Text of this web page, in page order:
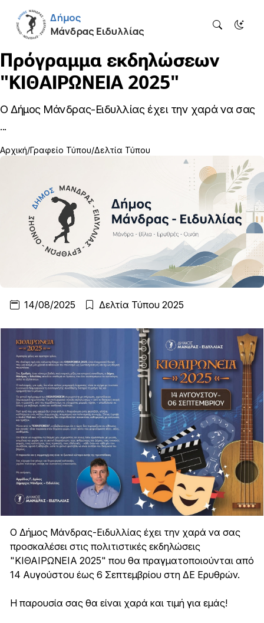
Πρόγραμμα εκδηλώσεων
"ΚΙΘΑΙΡΩΝΕΙΑ 2025"
Ο Δήμος Μάνδρας-Ειδυλλίας έχει την χαρά να σας
...
Αρχική Γραφείο Τύπου Δελτία Τύπου
14/08/2025 Δελτία Τύπου 2025
Ο Δήμος Μάνδρας-Ειδυλλίας έχει την χαρά να σας
προσκαλέσει στις πολιτιστικές εκδηλώσεις
"ΚΙΘΑΙΡΩΝΕΙΑ 2025" που θα πραγματοποιούνται από
14 Αυγούστου έως 6 Σεπτεμβρίου στη ΔΕ Ερυθρών.
Η παρουσία σας θα είναι χαρά και τιμή για εμάς!